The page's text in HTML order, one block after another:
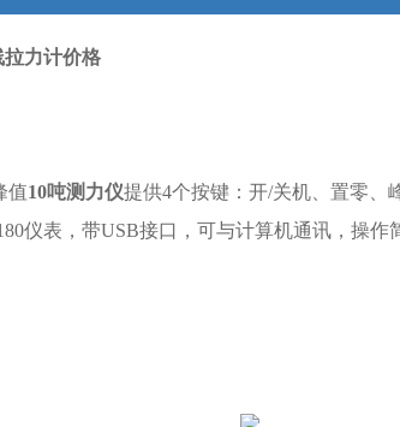
拉力计价格
值10吨测力仪提供4个按键：开/关机、置零、
仪表，带USB接口，可与计算机通讯，操